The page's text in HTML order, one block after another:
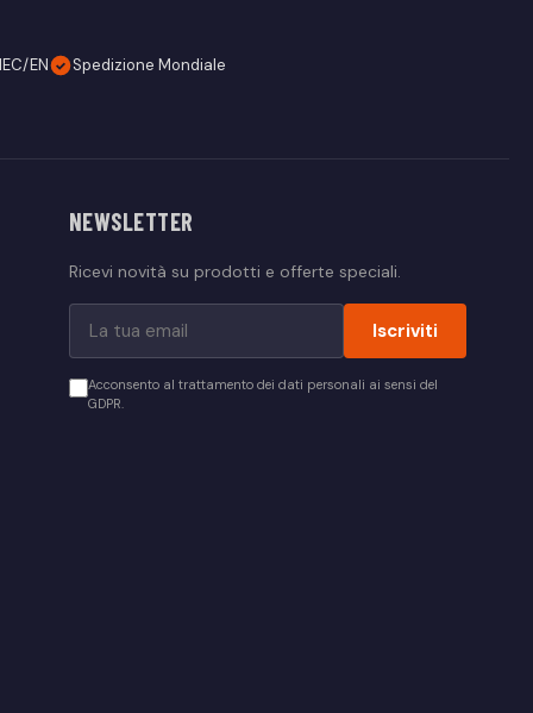
EN Spedizione Mondiale
NEWSLETTER
Ricevi novità su prodotti e offerte speciali.
Iscriviti
Acconsento al trattamento dei dati personali ai sensi del
GDPR.